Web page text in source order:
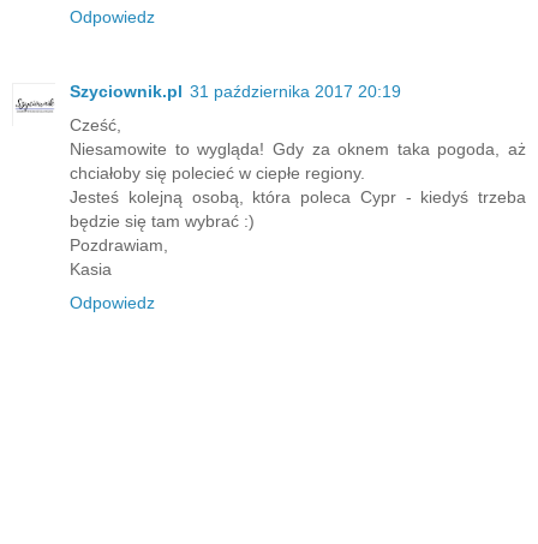
Odpowiedz
Szyciownik.pl 31 października 2017 20:19
Cześć,
Niesamowite to wygląda! Gdy za oknem taka pogoda, aż
chciałoby się polecieć w ciepłe regiony.
Jesteś kolejną osobą, która poleca Cypr - kiedyś trzeba
będzie się tam wybrać :)
Pozdrawiam,
Kasia
Odpowiedz